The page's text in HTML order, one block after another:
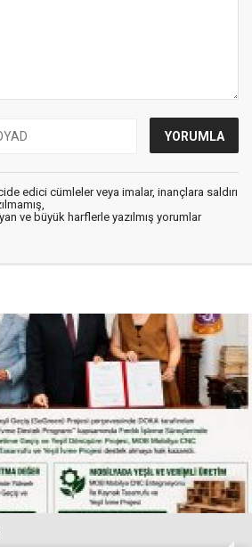
edici cümleler veya imalar, inançlara saldırı
ve büyük harflerle yazılmış yorumlar